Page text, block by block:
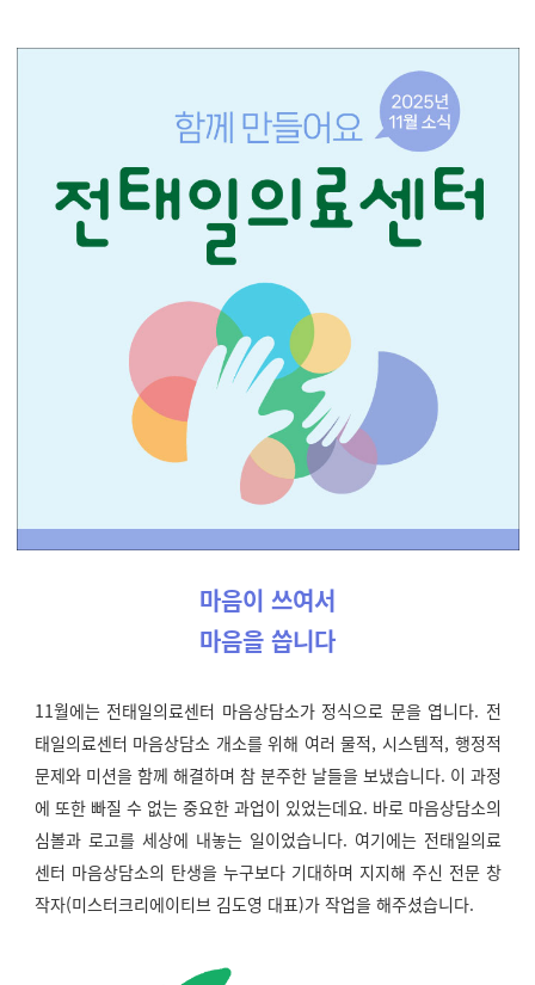
마음이 쓰여서
마음을 씁니다
11월에는 전태일의료센터 마음상담소가 정식으로 문을 엽니다. 전
태일의료센터 마음상담소 개소를 위해 여러 물적, 시스템적, 행정적
문제와 미션을 함께 해결하며 참 분주한 날들을 보냈습니다. 이 과정
에 또한 빠질 수 없는 중요한 과업이 있었는데요. 바로 마음상담소의
심볼과 로고를 세상에 내놓는 일이었습니다. 여기에는 전태일의료
센터 마음상담소의 탄생을 누구보다 기대하며 지지해 주신 전문 창
작자(미스터크리에이티브 김도영 대표)가 작업을 해주셨습니다.